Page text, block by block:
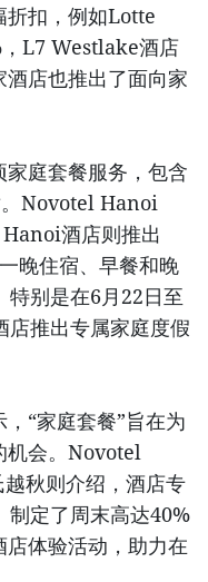
折扣，例如Lotte
L7 Westlake酒店
店也推出了面向家
庭套餐服务，包含
。Novotel Hanoi
酒店则推出
晚住宿、早餐和晚
特别是在6月22日至
店推出专属家庭度假
“家庭套餐”旨在为
机会。Novotel
秋则介绍，酒店专
制定了周末高达40%
体验活动，助力在